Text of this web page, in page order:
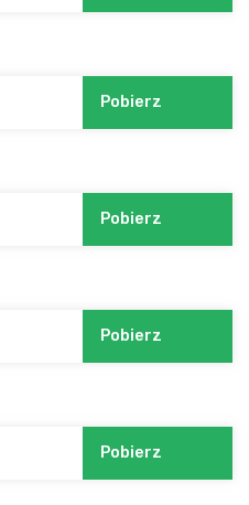
Pobierz
Pobierz
Pobierz
Pobierz